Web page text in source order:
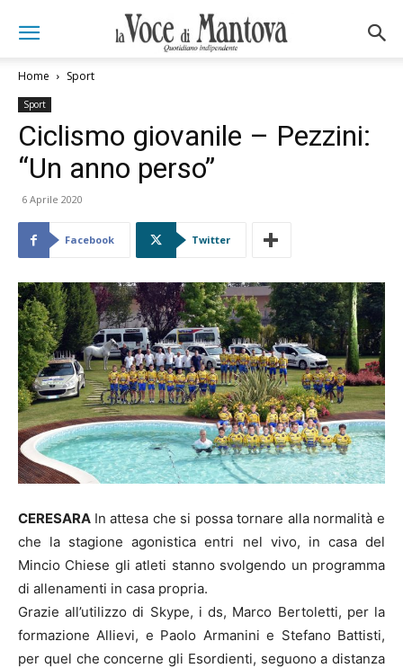
Home Sport
Sport
Ciclismo giovanile – Pezzini:
“Un anno perso”
6 Aprile 2020
Facebook Twitter
CERESARA In attesa che si possa tornare alla normalità e
che la stagione agonistica entri nel vivo, in casa del
Mincio Chiese gli atleti stanno svolgendo un programma
di allenamenti in casa propria.
Grazie all’utilizzo di Skype, i ds, Marco Bertoletti, per la
formazione Allievi, e Paolo Armanini e Stefano Battisti,
per quel che concerne gli Esordienti, seguono a distanza